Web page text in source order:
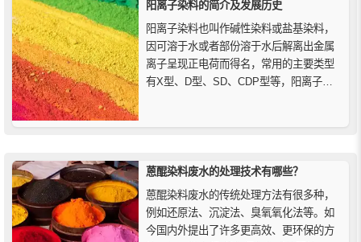
阳离子染料的简介及发展历史
阳离子染料也叫作碱性染料或盐基染料，
因可溶于水或者部份溶于水后解离出金属
离子呈现正电荷而得名，常用的主要类型
有X型、D型、SD、CDP型等，阳离子染
蒽醌染料废水的处理技术有哪些？
蒽醌染料废水的传统处理方法有很多种，
例如还原法、沉淀法、臭氧氧化法等。如
今国内外提出了许多更高效、更环保的方